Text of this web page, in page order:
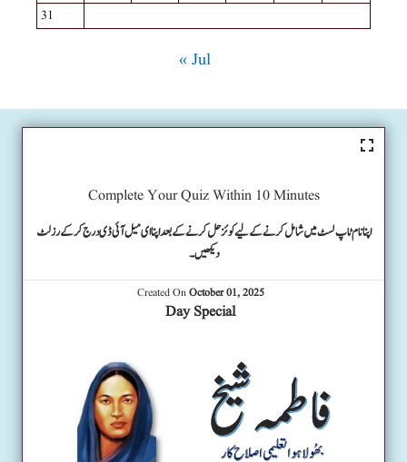
31
« Jul
Complete Your Quiz Within 10 Minutes
اپنا نام ٹاپ لسٹ میں شامل کرنے کے لیے کوئز حل کرنے کے بعد اپنا ای میل آئی ڈی درج کرکے رزلٹ
دیکھیں۔
Created OnOctober 01, 2025
Day Special